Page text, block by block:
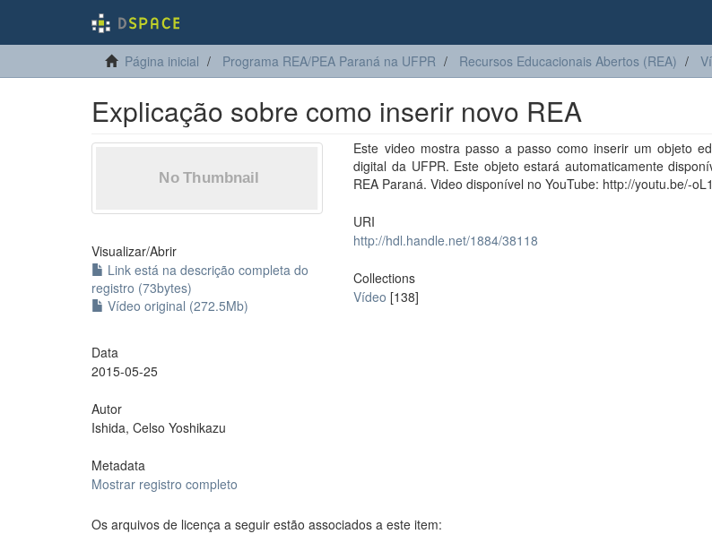
Página inicial Programa REA/PEA Paraná na UFPR Recursos Educacionais Abertos (REA)
Explicação sobre como inserir novo REA
Visualizar/Abrir
Link está na descrição completa do
registro (73bytes)
Vídeo original (272.5Mb)
Data
2015-05-25
Autor
Ishida, Celso Yoshikazu
Metadata
Mostrar registro completo
Este video mostra passo a passo como inserir um objeto
digital da UFPR. Este objeto estará automaticamente
REA Paraná. Video disponível no YouTube: http://youtu.be/-
URI
http://hdl.handle.net/1884/38118
Collections
Vídeo [138]
Os arquivos de licença a seguir estão associados a este item: